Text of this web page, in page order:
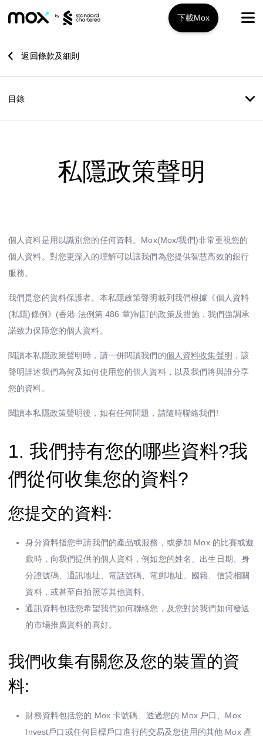
下載Mox
旅遊攻略
Mox+
Mox Invest
精明理財
精明信貸
「即時借」
精明儲蓄
精明消費
Mox特色一覽
推廣優惠
常見問題
返回條款及細則
目錄
私隱政策聲明
個人資料是用以識別您的任何資料。Mox(Mox/我們)非常重視您的
個人資料。對您更深入的理解可以讓我們為您提供智慧高效的銀行
服務。
我們是您的資料保護者。本私隱政策聲明載列我們根據《個人資料
(私隱)條例》(香港 法例第 486 章)制訂的政策及措施，我們強調承
諾致力保障您的個人資料。
閱讀本私隱政策聲明時，請一併閱讀我們的個人資料收集聲明 ，該
聲明詳述我們為何及如何使用您的個人資料，以及我們將與誰分享
您的資料。
閱讀本私隱政策聲明後，如有任何問題，請隨時聯絡我們!
1. 我們持有您的哪些資料?我
們從何收集您的資料?
您提交的資料:
身分資料指您申請我們的產品或服務，或參加 Mox 的比賽或遊
戲時，向我們提供的個人資料，例如您的姓名、出生日期、身
分證號碼、通訊地址、電話號碼、電郵地址、國籍、信貸相關
資料，或甚至自拍照等其他資料。
通訊資料包括您希望我們如何聯絡您，及您對於我們如何發送
的市場推廣資料的喜好。
我們收集有關您及您的裝置的資
料:
財務資料包括您的 Mox 卡號碼、透過您的 Mox 戶口、Mox
Invest戶口或任何目標戶口進行的交易及您使用的其他 Mox 產